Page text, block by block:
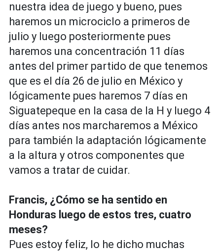
nuestra idea de juego y bueno, pues
haremos un microciclo a primeros de
julio y luego posteriormente pues
haremos una concentración 11 días
antes del primer partido de que tenemos
que es el día 26 de julio en México y
lógicamente pues haremos 7 días en
Siguatepeque en la casa de la H y luego 4
días antes nos marcharemos a México
para también la adaptación lógicamente
a la altura y otros componentes que
vamos a tratar de cuidar.
Francis, ¿Cómo se ha sentido en
Honduras luego de estos tres, cuatro
meses?
Pues estoy feliz, lo he dicho muchas